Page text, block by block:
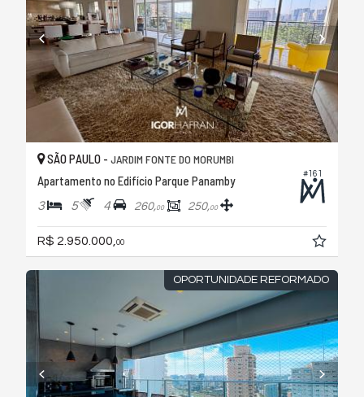
#161
SÃO PAULO - JARDIM FONTE DO MORUMBI
Apartamento no Edifício Parque Panamby
3 5 4 260,00 250,00
R$ 2.950.000, 00
OPORTUNIDADE REFORMADO